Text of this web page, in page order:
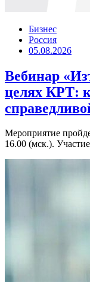
Бизнес
Россия
05.08.2026
Вебинар
целях КРТ:
Мероприятие
16.00 (мск.).